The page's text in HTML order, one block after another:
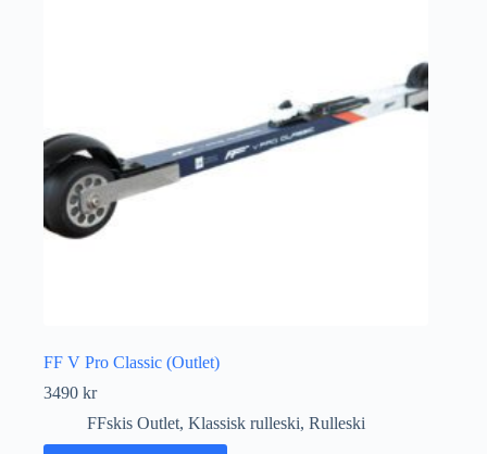
FF V Pro Classic (Outlet)
3490 kr
FFskis Outlet, Klassisk rulleski, Rulleski